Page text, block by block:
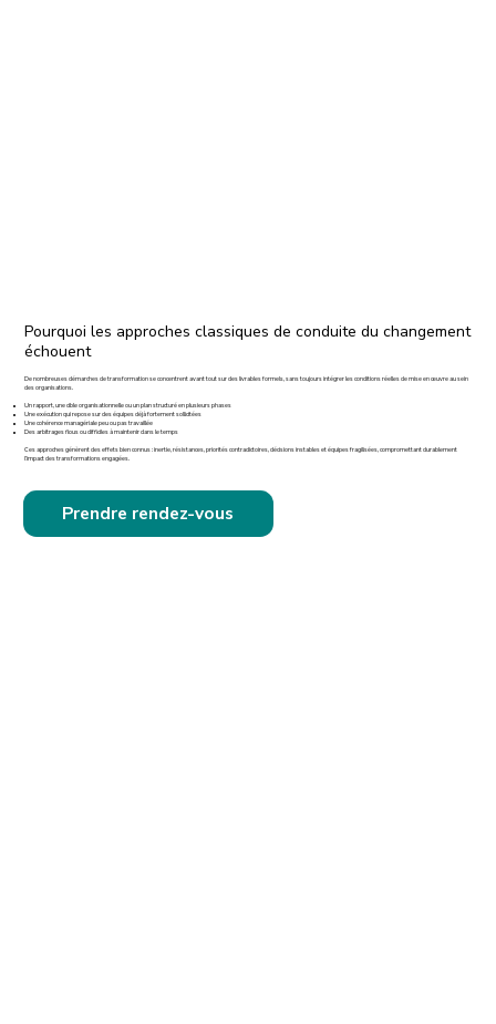
Pourquoi les approches classiques de conduite du changement
échouent
De nombreuses démarches de transformation se concentrent avant tout sur des livrables formels, sans toujours intégrer les conditions réelles de mise en œuvre au sein
des organisations.
Un rapport, une cible organisationnelle ou un plan structuré en plusieurs phases
Une exécution qui repose sur des équipes déjà fortement sollicitées
Une cohérence managériale peu ou pas travaillée
Des arbitrages flous ou difficiles à maintenir dans le temps
Ces approches génèrent des effets bien connus : inertie, résistances, priorités contradictoires, décisions instables et équipes fragilisées, compromettant durablement
l’impact des transformations engagées.
Prendre rendez-vous